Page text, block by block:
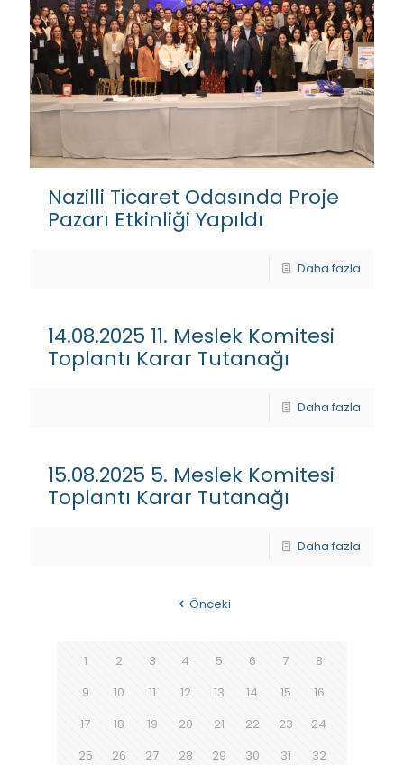
Nazilli Ticaret Odasında Proje
Pazarı Etkinliği Yapıldı
Daha fazla
14.08.2025 11. Meslek Komitesi
Toplantı Karar Tutanağı
Daha fazla
15.08.2025 5. Meslek Komitesi
Toplantı Karar Tutanağı
Daha fazla
Önceki
1 2 3 4 5 6 7
8
9
10 11 12 13 14 15
16
17
18 19 20 21 22 23
24
25
26 27 28 29 30 31
32